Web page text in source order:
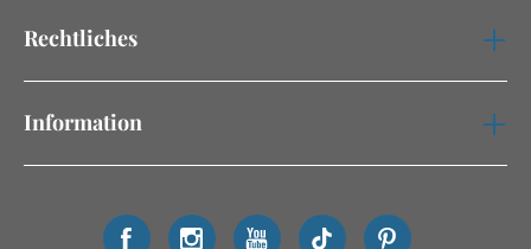
Rechtliches
Information